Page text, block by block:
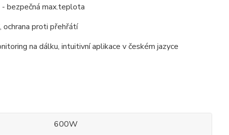
bezpečná max.teplota
ochrana proti přehřátí
na dálku, intuitivní aplikace v českém jazyce
600W